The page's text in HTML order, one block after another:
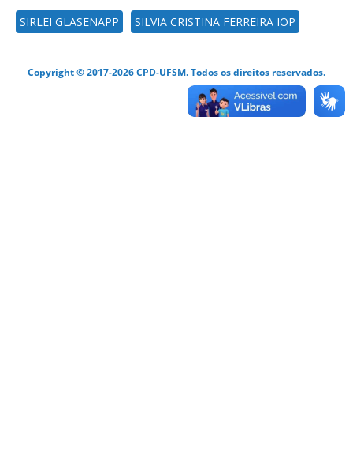
SIRLEI GLASENAPP SILVIA CRISTINA FERREIRA IOP
Copyright © 2017-2026 CPD-UFSM. Todos os direitos reservados.